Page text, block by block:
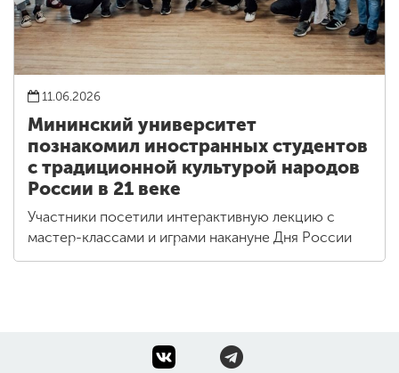
11.06.2026
Мининский университет
познакомил иностранных студентов
с традиционной культурой народов
России в 21 веке
Участники посетили интерактивную лекцию с
мастер-классами и играми накануне Дня России